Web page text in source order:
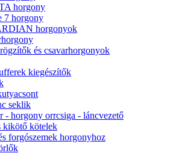
horgony
7 horgony
horgonyok
és csavarhorgonyok
kiegészítők
seklik
- horgony orrcsiga - láncvezető
kikötő kötelek
forgószemek horgonyhoz